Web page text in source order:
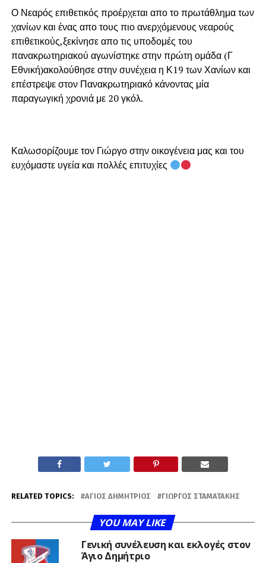
Ο Νεαρός επιθετικός προέρχεται απο το πρωτάθλημα των
χανίων και ένας απο τους πιο ανερχόμενους νεαρούς
επιθετικούς,ξεκίνησε απο τις υποδομές του
πανακρωτηριακού αγωνίστηκε στην πρώτη ομάδα (Γ
Εθνική)ακολούθησε στην συνέχεια η Κ19 των Χανίων και
επέστρεψε στον Πανακρωτηριακό κάνοντας μία
παραγωγική χρονιά με 20 γκόλ.
Καλωσορίζουμε τον Γιώργο στην οικογένεια μας και του
ευχόμαστε υγεία και πολλές επιτυχίες
RELATED TOPICS: ΆΓΙΟΣ ΔΗΜΉΤΡΙΟΣ ΓΙΏΡΓΟΣ ΣΤΑΜΑΤΆΚΗΣ
YOU MAY LIKE
Γενική συνέλευση και εκλογές στον
Άγιο Δημήτριο